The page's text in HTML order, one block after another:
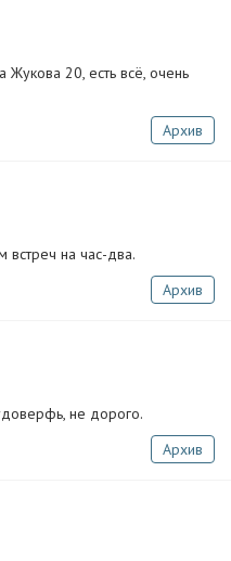
Жукова 20, есть всё, очень
Архив
встреч на час-два.
Архив
не дорого.
Архив